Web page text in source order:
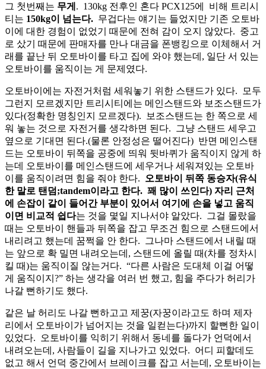
그 첫번째는 무게 . 130kg 전후인 혼다 PCX125에 비해 트리시
티는 150kg이 넘는다. 무겁다는 얘기는 들었지만 기존 오토바
이에 대한 경험이 없었기 때문에 전혀 감이 오지 않았다. 중고
로 샀기 때문에 판매자를 만나 대금을 폰뱅킹으로 이체해서 거
래를 끝난 뒤 오토바이를 타고 집에 와야 했는데, 일단 서 있는
오토바이를 움직이는 게 문제였다.
오토바이에는 자전거처럼 세워놓기 위한 스탠드가 있다. 모두
그런지 모르겠지만 트리시티에는 메인스탠드와 보조스탠드가
있다(정확한 명칭인지 모르겠다). 보조스탠드는 한 쪽으로 세
워 놓는 것으로 자전거를 생각하면 된다. 그냥 스탠드 세우고
옆으로 기대면 된다.(물론 안정성은 떨어진다) 반면 메인스탠
드는 오토바이 뒤쪽을 공중에 띄워 뒷바퀴가 움직이지 않게 하
는데 오토바이를 메인스탠드에 세우거나 세워져있는 오토바
이를 움직이려면 힘을 줘야 한다. 오토바이 뒤쪽 동승자(유식
한 말로 탠덤;tandem이라고 한다. 꽤 많이 쓰인다) 자리 근처
에 손잡이 같이 들어간 부분이 있어서 여기에 손을 넣고 움직
이면 비교적 쉽다는 것을 몇일 지나서야 알았다. 그걸 몰랐을
때는 오토바이 핸들과 뒤쪽을 잡고 무조건 힘으로 스탠드에서
내리려고 했는데 꿈쩍을 안 한다. 그나마 스탠드에서 내릴 때
는 앞으로 확 밀면 내려오는데, 스탠드에 올릴 때(차를 정차시
킬 때)는 움직이질 않는거다. “다른 사람은 도대체 이걸 어떻
게 움직이지?” 하는 생각을 여러 번 했고, 힘을 주다가 허리가
나갈 뻔하기도 했다.
같은 날 허리도 나갈 뻔하고고 제꿍(자꿍이라고도 하며 제자
리에서 오토바이가 넘어지는 것을 일컫는다)까지 할뻔한 일이
있었다. 오토바이를 익히기 위해서 동네를 돌다가 언덕에서
내려오는데, 사람들이 길을 지나가고 있었다. 어디 피할데도
없고 해서 언덕 중간에서 브레이크를 잡고 서는데, 오토바이는